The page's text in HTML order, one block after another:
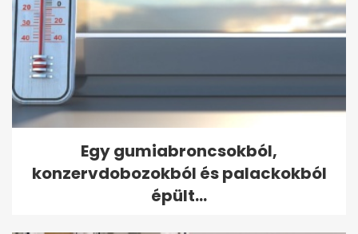
Egy gumiabroncsokból,
konzervdobozokból és palackokból
épült...